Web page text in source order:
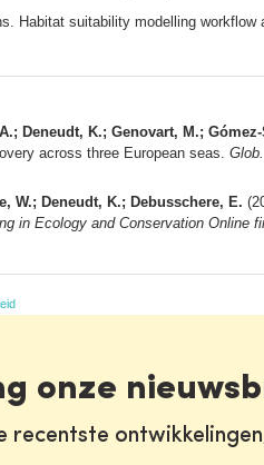
Habitat suitability modelling workflow
Deneudt, K.; Genovart, M.;
across three European seas.
W.; Deneudt, K.; Debusschere, E.
in Ecology and Conservation Online
onze
recentste